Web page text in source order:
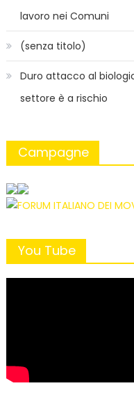
lavoro nei Comuni
(senza titolo)
Duro attacco al
settore è a rischio
Campagne
You Tube